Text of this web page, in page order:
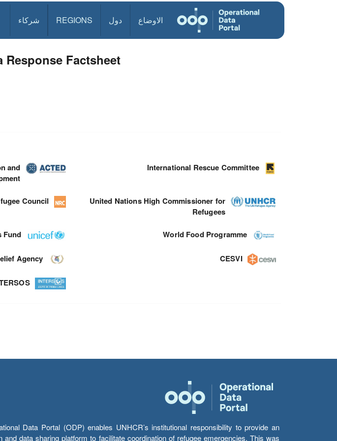
الاوضاع دول REGIONS شركاء
Response Factsheet
and
International Rescue Committee
Council
United Nations High Commissioner for
Refugees
Fund World Food Programme
Agency CESVI
Data Portal (ODP) enables UNHCR’s institutional responsibility to provide an
and data sharing platform to facilitate coordination of refugee emergencies. This was